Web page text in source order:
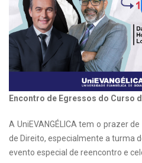
Encontro de Egressos do Curso
A UniEVANGÉLICA tem o prazer
de Direito, especialmente a turma
evento especial de reencontro e